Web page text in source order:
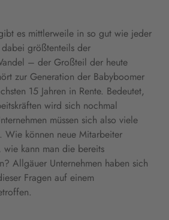
es mittlerweile in so gut wie jeder
größtenteils der
– der Großteil der heute
zur Generation der Babyboomer
15 Jahren in Rente. Bedeutet,
wird sich nochmal
müssen sich also viele
Wie können neue Mitarbeiter
kann man die bereits
Allgäuer Unternehmen haben sich
Fragen auf einem